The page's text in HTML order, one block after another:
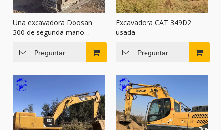
Una excavadora Doosan
300 de segunda mano
Preguntar
Excavadora CAT 349D2
usada
Preguntar